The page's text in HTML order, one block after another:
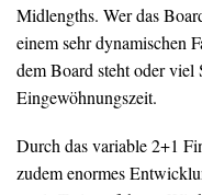
Midlengths. Wer das
einem sehr dynamischen
dem Board steht oder viel
Eingewöhnungszeit.
Durch das variable 2+1
zudem enormes